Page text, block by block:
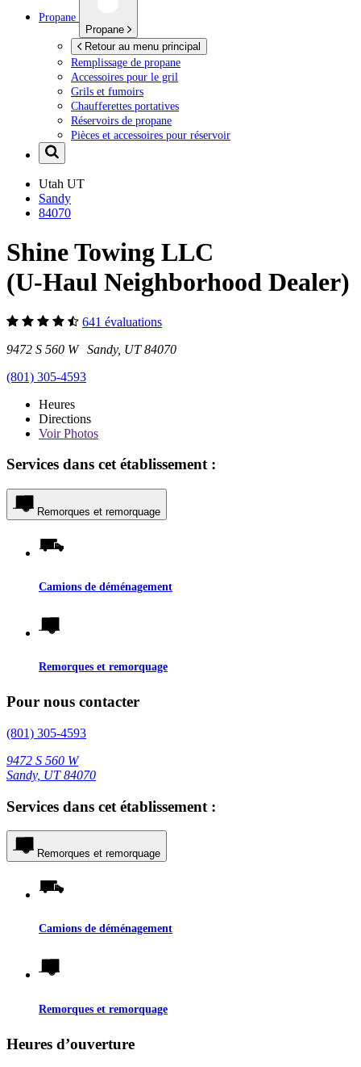
Propane
Propane
Retour au menu principal
Remplissage de propane
Accessoires pour le gril
Grils et fumoirs
Chaufferettes portatives
Réservoirs de propane
Pièces et accessoires pour réservoir
Utah UT
Sandy
84070
Shine Towing LLC
(U-Haul Neighborhood Dealer)
641 évaluations
9472 S 560 W Sandy, UT 84070
(801) 305-4593
Heures
Directions
VoirPhotos
Services dans cet établissement :
Remorques et remorquage
Camions de déménagement
Remorques et remorquage
Pour nous contacter
(801) 305-4593
9472 S 560 W
Sandy, UT 84070
Services dans cet établissement :
Remorques et remorquage
Camions de déménagement
Remorques et remorquage
Heures d’ouverture